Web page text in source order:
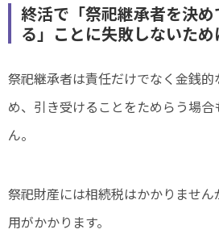
終活で「祭祀継承者を決
る」ことに失敗しないた
祭祀継承者は責任だけでなく金銭
め、引き受けることをためらう場
ん。
祭祀財産には相続税はかかりませ
用がかかります。